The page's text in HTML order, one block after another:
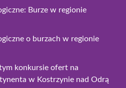
Burze w regionie
o burzach w regionie
konkursie ofert na
w Kostrzynie nad Odrą